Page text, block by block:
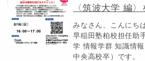
〈筑波大学 編
みなさん、こんにち
早稲田塾柏校担任助
学 情報学群 知識情
中央高校卒）です。